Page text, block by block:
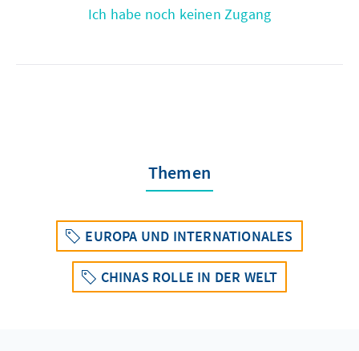
Ich habe noch keinen Zugang
Themen
EUROPA UND INTERNATIONALES
CHINAS ROLLE IN DER WELT